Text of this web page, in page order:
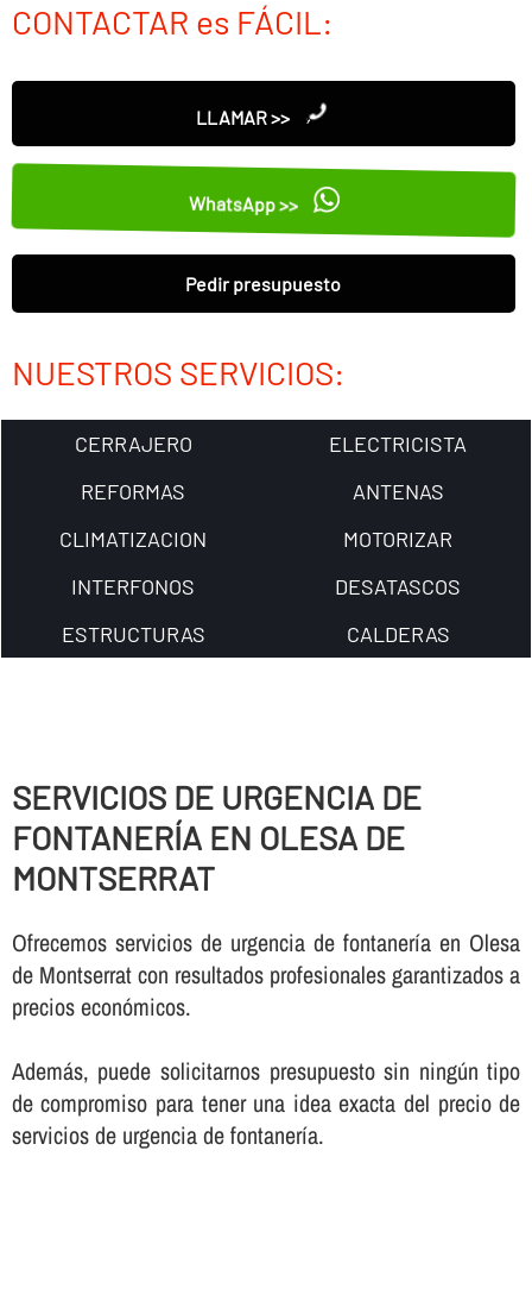
CONTACTAR es FÁCIL:
LLAMAR >>
WhatsApp >>
Pedir presupuesto
NUESTROS SERVICIOS:
CERRAJERO
ELECTRICISTA
REFORMAS
ANTENAS
CLIMATIZACION
MOTORIZAR
INTERFONOS
DESATASCOS
ESTRUCTURAS
CALDERAS
SERVICIOS DE URGENCIA DE
FONTANERÍ­A EN OLESA DE
MONTSERRAT
Ofrecemos servicios de urgencia de fontanerí­a en Olesa
de Montserrat con resultados profesionales garantizados a
precios económicos.
Además, puede solicitarnos presupuesto sin ningún tipo
de compromiso para tener una idea exacta del precio de
servicios de urgencia de fontanerí­a.